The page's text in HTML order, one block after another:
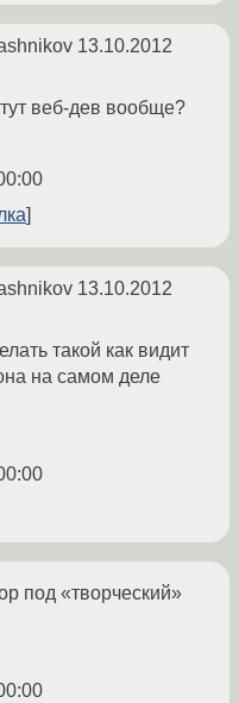
13.10.2012
веб-дев вообще?
13.10.2012
такой как видит
на самом деле
под «творческий»